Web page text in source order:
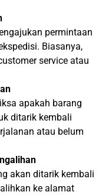
permintaan
Biasanya,
service atau
apakah barang
ditarik kembali
atau belum
akan ditarik kembali
ke alamat